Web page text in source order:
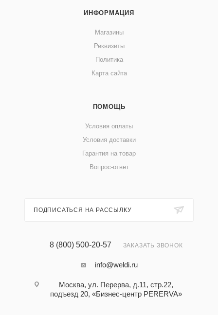
ИНФОРМАЦИЯ
Магазины
Реквизиты
Политика
Карта сайта
ПОМОЩЬ
Условия оплаты
Условия доставки
Гарантия на товар
Вопрос-ответ
ПОДПИСАТЬСЯ НА РАССЫЛКУ
8 (800) 500-20-57 ЗАКАЗАТЬ ЗВОНОК
info@weldi.ru
Москва, ул. Перерва, д.11, стр.22,
подъезд 20, «Бизнес-центр PERERVA»